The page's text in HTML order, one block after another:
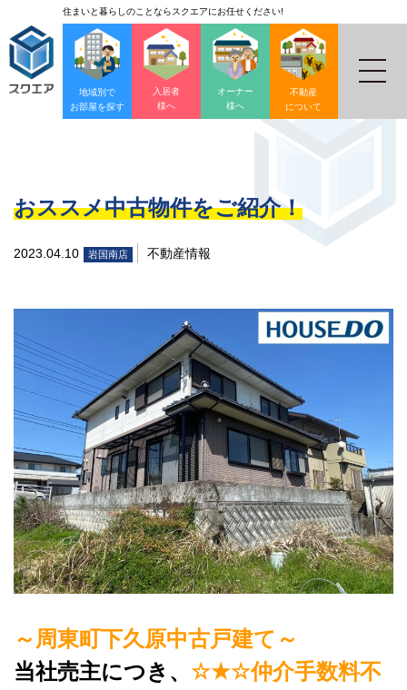
住まいと暮らしのことならスクエアにお任せください!
地域別で
お部屋を探す
入居者
様へ
オーナー
様へ
不動産
について
おススメ中古物件をご紹介！
2023.04.10 岩国南店 不動産情報
～周東町下久原中古戸建て～
当社売主につき、 ☆★☆仲介手数料不